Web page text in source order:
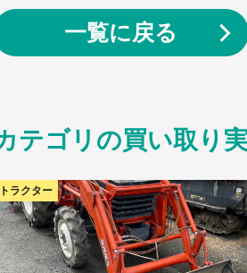
一覧に戻る
テゴリの買い取り
トラクター